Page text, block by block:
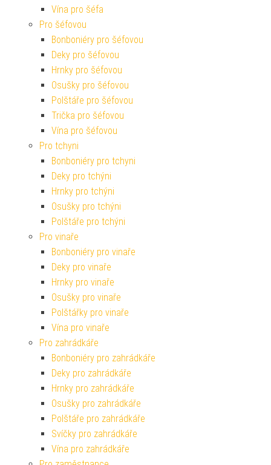
Vína pro šéfa
Pro šéfovou
Bonboniéry pro šéfovou
Deky pro šéfovou
Hrnky pro šéfovou
Osušky pro šéfovou
Polštáře pro šéfovou
Trička pro šéfovou
Vína pro šéfovou
Pro tchyni
Bonboniéry pro tchyni
Deky pro tchýni
Hrnky pro tchýni
Osušky pro tchýni
Polštáře pro tchýni
Pro vinaře
Bonboniéry pro vinaře
Deky pro vinaře
Hrnky pro vinaře
Osušky pro vinaře
Polštářky pro vinaře
Vína pro vinaře
Pro zahrádkáře
Bonboniéry pro zahrádkáře
Deky pro zahrádkáře
Hrnky pro zahrádkáře
Osušky pro zahrádkáře
Polštáře pro zahrádkáře
Svíčky pro zahrádkáře
Vína pro zahrádkáře